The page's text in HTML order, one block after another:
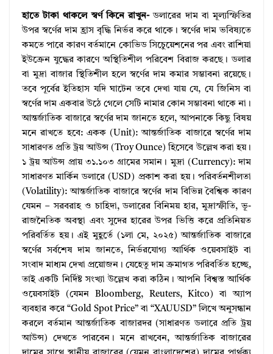
হাতে টাকা থাকলে স্বর্ণ কিনে রাখুন-ডলারের দাম বা মূল্যস্ফিতির
উপর স্বর্ণের দাম হ্রাস বৃদ্ধি নির্ভর করে থাকে। স্বর্ণের দাম ভবিষ্যতে
কমতে পারে কারণ বর্তমানে কোভিড সিচেুয়েশনের পর এবং রাশিয়া
ইউক্রেন যুদ্ধের কারণে অস্থিতিশীল পরিবেশ বিরাজ করছে। ডলার
বা মুদ্রা বাজার স্থিতিশীল হলে স্বর্ণের দাম কমার সম্ভাবনা রয়েছে।
তবে পূর্বের ইতিহাস যদি ঘাটেন তবে দেখা যায় যে, যে জিনিস বা
স্বর্ণের দাম একবার উঠে গেলে সেটি নামার কোন সম্ভাবনা থাকে না।
আন্তর্জাতিক বাজারে স্বর্ণের দাম জানতে হলে, আপনাকে কিছু বিষয়
মনে রাখতে হবে: একক (Unit): আন্তর্জাতিক বাজারে স্বর্ণের দাম
সাধারণত প্রতি ট্রয় আউন্স (Troy Ounce) হিসেবে উল্লেখ করা হয়।
১ ট্রয় আউন্স প্রায় ৩১.১০৩ গ্রামের সমান। মুদ্রা (Currency): দাম
সাধারণত মার্কিন ডলারে (USD) প্রকাশ করা হয়। পরিবর্তনশীলতা
(Volatility): আন্তর্জাতিক বাজারে স্বর্ণের দাম বিভিন্ন বৈশ্বিক কারণ
যেমন – সরবরাহ ও চাহিদা, ডলারের বিনিময় হার, মুদ্রাস্ফীতি, ভূ-
রাজনৈতিক অবস্থা এবং সুদের হারের উপর ভিত্তি করে প্রতিনিয়ত
পরিবর্তিত হয়। এই মুহূর্তে (১লা মে, ২০২৫) আন্তর্জাতিক বাজারে
স্বর্ণের সর্বশেষ দাম জানতে, নির্ভরযোগ্য আর্থিক ওয়েবসাইট বা
সংবাদ মাধ্যম দেখা প্রয়োজন। যেহেতু দাম ক্রমাগত পরিবর্তিত হচ্ছে,
তাই একটি নির্দিষ্ট সংখ্যা উল্লেখ করা কঠিন। আপনি বিশ্বস্ত আর্থিক
ওয়েবসাইট (যেমন Bloomberg, Reuters, Kitco) বা অ্যাপ
ব্যবহার করে “Gold Spot Price” বা “XAUUSD” লিখে অনুসন্ধান
করলে বর্তমান আন্তর্জাতিক বাজারদর (সাধারণত ডলারে প্রতি ট্রয়
আউন্স) দেখতে পারবেন। মনে রাখবেন, আন্তর্জাতিক বাজারের